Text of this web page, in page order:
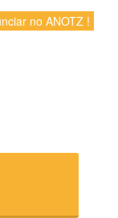
no ANOTZ !